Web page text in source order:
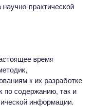
практической
время
к их разработке
по содержанию, так и
информации.